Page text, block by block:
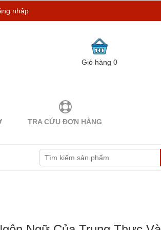
nhập
Giỏ hàng0
TRA CỨU ĐƠN HÀNG